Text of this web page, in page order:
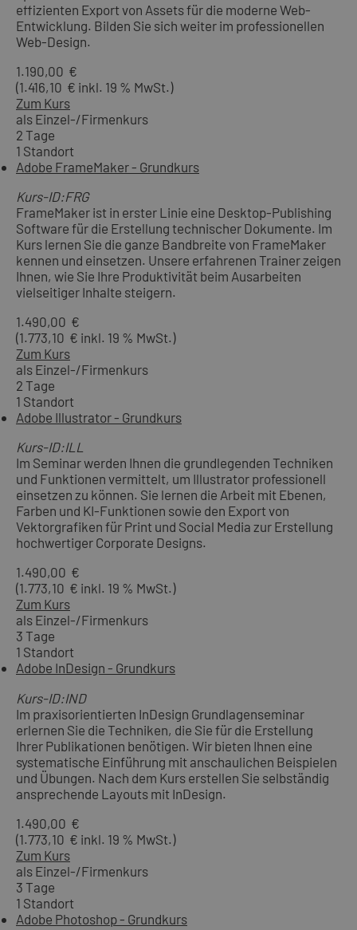
effizienten Export von Assets für die moderne Web-
Entwicklung. Bilden Sie sich weiter im professionellen
Web-Design.
1.190,00 €
(1.416,10 € inkl. 19 % MwSt.)
Zum Kurs
als Einzel-/Firmenkurs
2 Tage
1 Standort
Adobe FrameMaker - Grundkurs
Kurs-ID:FRG
FrameMaker ist in erster Linie eine Desktop-Publishing
Software für die Erstellung technischer Dokumente. Im
Kurs lernen Sie die ganze Bandbreite von FrameMaker
kennen und einsetzen. Unsere erfahrenen Trainer zeigen
Ihnen, wie Sie Ihre Produktivität beim Ausarbeiten
vielseitiger Inhalte steigern.
1.490,00 €
(1.773,10 € inkl. 19 % MwSt.)
Zum Kurs
als Einzel-/Firmenkurs
2 Tage
1 Standort
Adobe Illustrator - Grundkurs
Kurs-ID:ILL
Im Seminar werden Ihnen die grundlegenden Techniken
und Funktionen vermittelt, um Illustrator professionell
einsetzen zu können. Sie lernen die Arbeit mit Ebenen,
Farben und KI-Funktionen sowie den Export von
Vektorgrafiken für Print und Social Media zur Erstellung
hochwertiger Corporate Designs.
1.490,00 €
(1.773,10 € inkl. 19 % MwSt.)
Zum Kurs
als Einzel-/Firmenkurs
3 Tage
1 Standort
Adobe InDesign - Grundkurs
Kurs-ID:IND
Im praxisorientierten InDesign Grundlagenseminar
erlernen Sie die Techniken, die Sie für die Erstellung
Ihrer Publikationen benötigen. Wir bieten Ihnen eine
systematische Einführung mit anschaulichen Beispielen
und Übungen. Nach dem Kurs erstellen Sie selbständig
ansprechende Layouts mit InDesign.
1.490,00 €
(1.773,10 € inkl. 19 % MwSt.)
Zum Kurs
als Einzel-/Firmenkurs
3 Tage
1 Standort
Adobe Photoshop - Grundkurs